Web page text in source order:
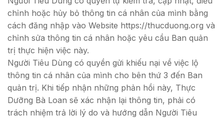
chỉnh hoặc hủy bỏ thông tin cá nhân của mình bằng
cách đăng nhập vào Website https://thucduong.org và
chỉnh sửa thông tin cá nhân hoặc yêu cầu Ban quản
trị thực hiện việc này.
Người Tiêu Dùng có quyền gửi khiếu nại về việc lộ
thông tin cá nhân của mình cho bên thứ 3 đến Ban
quản trị. Khi tiếp nhận những phản hồi này, Thực
Dưỡng Bà Loan sẽ xác nhận lại thông tin, phải có
trách nhiệm trả lời lý do và hướng dẫn Người Tiêu